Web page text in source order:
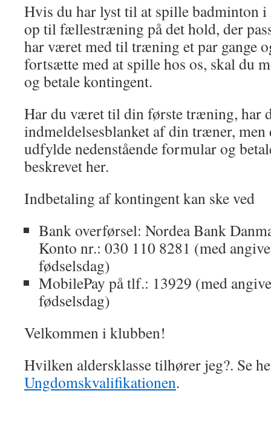
Hvis du har lyst til at spille badminton
op til fællestræning på det hold, der
har været med til træning et par gange
fortsætte med at spille hos os, skal du
og betale kontingent.
Har du været til din første træning, har
indmeldelsesblanket af din træner, men
udfylde nedenstående formular og
beskrevet her.
Indbetaling af kontingent kan ske ved
Bank overførsel: Nordea Bank
Konto nr.: 030 110 8281 (med
fødselsdag)
MobilePay på tlf.: 13929 (med
fødselsdag)
Velkommen i klubben!
Hvilken aldersklasse tilhører jeg?. Se
Ungdomskvalifikationen.